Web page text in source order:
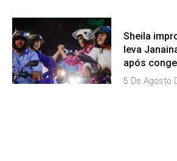
Sheila
leva
após
5 De Agosto